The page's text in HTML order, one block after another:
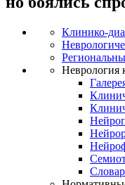
Клинико-
Неврология